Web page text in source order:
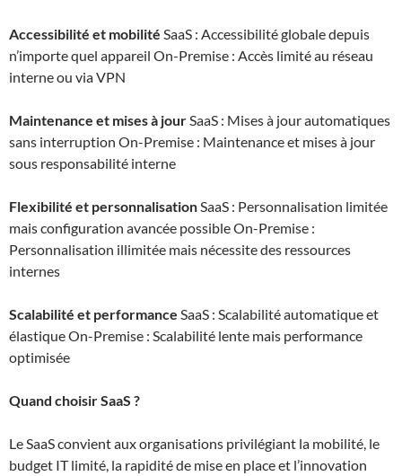
Accessibilité et mobilité SaaS : Accessibilité globale depuis
n’importe quel appareil On-Premise : Accès limité au réseau
interne ou via VPN
Maintenance et mises à jourSaaS : Mises à jour automatiques
sans interruption On-Premise : Maintenance et mises à jour
sous responsabilité interne
Flexibilité et personnalisationSaaS : Personnalisation limitée
mais configuration avancée possible On-Premise :
Personnalisation illimitée mais nécessite des ressources
internes
Scalabilité et performance SaaS : Scalabilité automatique et
élastique On-Premise : Scalabilité lente mais performance
optimisée
Quand choisir SaaS ?
Le SaaS convient aux organisations privilégiant la mobilité, le
budget IT limité, la rapidité de mise en place et l’innovation